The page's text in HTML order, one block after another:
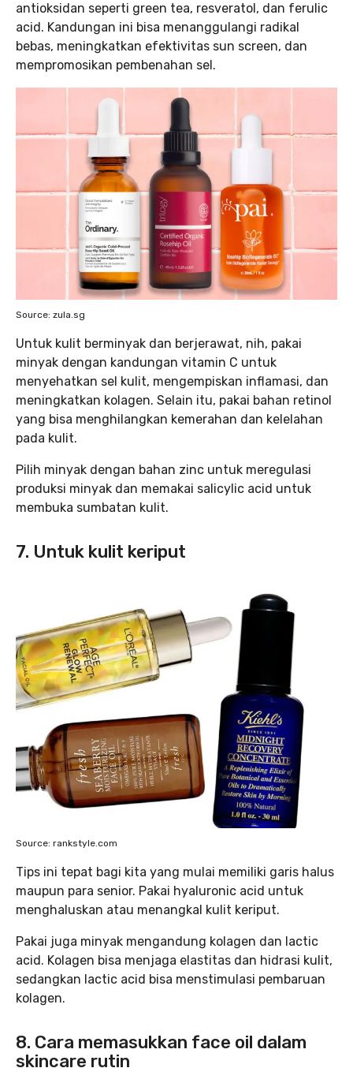
antioksidan seperti green tea, resveratol, dan ferulic
acid. Kandungan ini bisa menanggulangi radikal
bebas, meningkatkan efektivitas sun screen, dan
mempromosikan pembenahan sel.
Source: zula.sg
Untuk kulit berminyak dan berjerawat, nih, pakai
minyak dengan kandungan vitamin C untuk
menyehatkan sel kulit, mengempiskan inflamasi, dan
meningkatkan kolagen. Selain itu, pakai bahan retinol
yang bisa menghilangkan kemerahan dan kelelahan
pada kulit.
Pilih minyak dengan bahan zinc untuk meregulasi
produksi minyak dan memakai salicylic acid untuk
membuka sumbatan kulit.
7. Untuk kulit keriput
Source: rankstyle.com
Tips ini tepat bagi kita yang mulai memiliki garis halus
maupun para senior. Pakai hyaluronic acid untuk
menghaluskan atau menangkal kulit keriput.
Pakai juga minyak mengandung kolagen dan lactic
acid. Kolagen bisa menjaga elastitas dan hidrasi kulit,
sedangkan lactic acid bisa menstimulasi pembaruan
kolagen.
8. Cara memasukkan face oil dalam
skincare rutin